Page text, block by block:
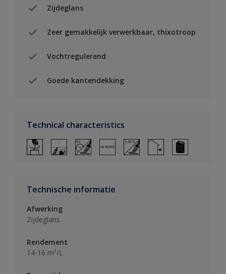
Zijdeglans
Zeer gemakkelijk verwerkbaar, thixotroop
Vochtregulerend
Goede kantendekking
Technical characteristics
Technische informatie
Afwerking
Zijdeglans
Rendement
14-16 m²/L